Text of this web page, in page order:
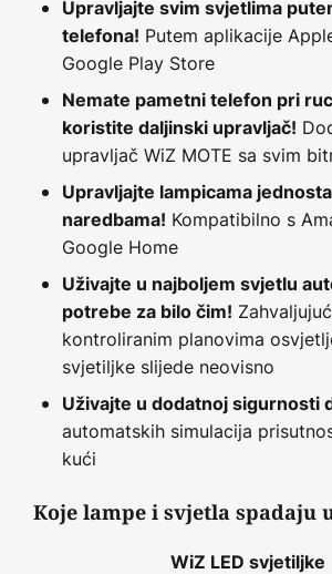
Upravljajte svim svjetlima
telefona! Putem aplikacije
Google Play Store
Nemate pametni telefon pri
koristite daljinski upravljač!
upravljač WiZ MOTE sa svim
Upravljajte lampicama
naredbama! Kompatibilno s
Google Home
Uživajte u najboljem svjetlu
potrebe za bilo čim!
kontroliranim planovima
svjetiljke slijede neovisno
Uživajte u dodatnoj sigurnosti
automatskih simulacija
kući
Koje lampe i svjetla spadaju
WiZ LED svjetiljke